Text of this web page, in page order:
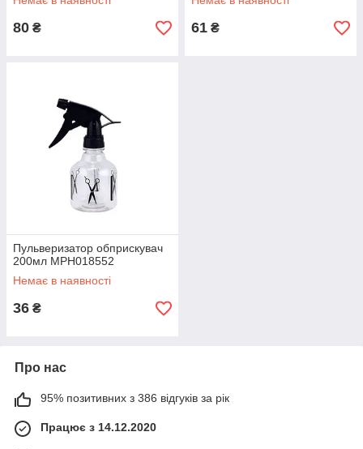
80 ₴ 61 ₴
Пульверизатор обприскувач
200мл MPH018552
Немає в наявності
36 ₴
Про нас
95% позитивних з 386 відгуків за рік
Працює з 14.12.2020